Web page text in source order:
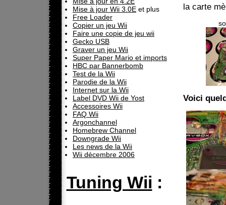
Mise à jour Wii 3.0E et plus
Free Loader
Copier un jeu Wii
Faire une copie de jeu wii
Gecko USB
Graver un jeu Wii
Super Paper Mario et imports
HBC par Bannerbomb
Test de la Wii
Parodie de la Wii
Internet sur la Wii
Label DVD Wii de Yost
Accessoires Wii
FAQ Wii
Argonchannel
Homebrew Channel
Downgrade Wii
Les news de la Wii
Wii décembre 2006
Tuning Wii :
la carte
Voici